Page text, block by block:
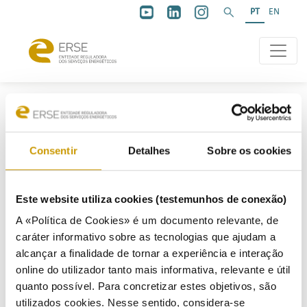
Consentir Detalhes Sobre os cookies
Este website utiliza cookies (testemunhos de conexão)
A «Política de Cookies» é um documento relevante, de
caráter informativo sobre as tecnologias que ajudam a
alcançar a finalidade de tornar a experiência e interação
online do utilizador tanto mais informativa, relevante e útil
quanto possível. Para concretizar estes objetivos, são
utilizados cookies. Nesse sentido, considera-se
PT EN
Encerramento
22/12/2023
Relatório da Consulta Pública
Diretiva n.º 8/2024, de 16 de janeiro (Segunda alteração ao Manual de Procedimentos da